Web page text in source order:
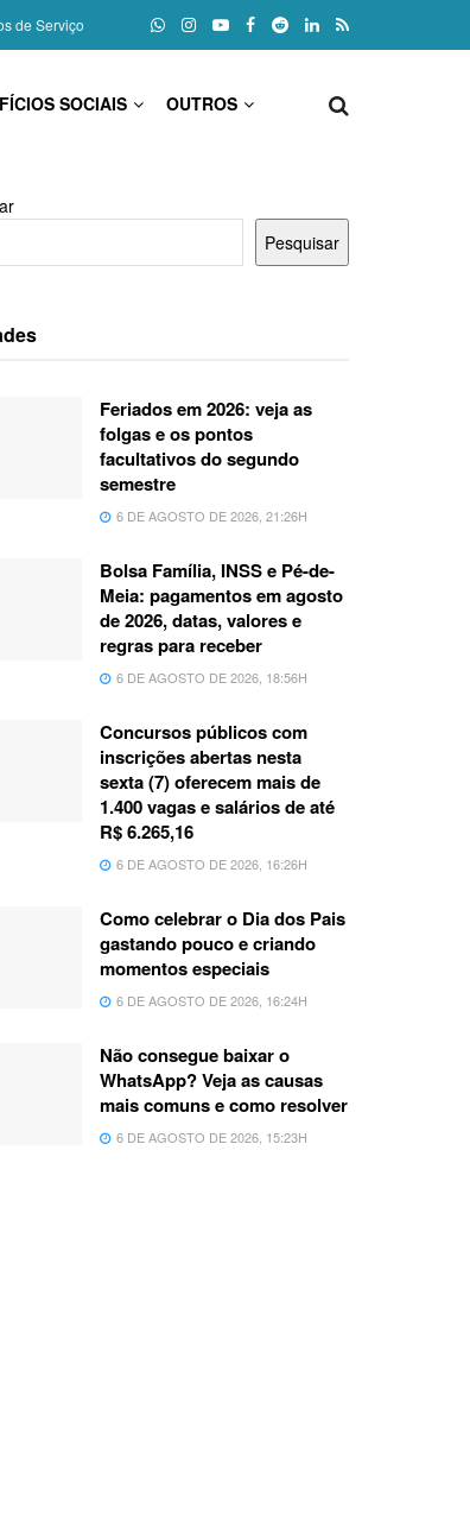
de Serviço
SOCIAIS OUTROS
Pesquisar
Feriados em 2026: veja as
folgas e os pontos
facultativos do segundo
semestre
6 DE AGOSTO DE 2026, 21:26H
Bolsa Família, INSS e Pé-de-
Meia: pagamentos em agosto
de 2026, datas, valores e
regras para receber
6 DE AGOSTO DE 2026, 18:56H
Concursos públicos com
inscrições abertas nesta
sexta (7) oferecem mais de
1.400 vagas e salários de até
R$ 6.265,16
6 DE AGOSTO DE 2026, 16:26H
Como celebrar o Dia dos Pais
gastando pouco e criando
momentos especiais
6 DE AGOSTO DE 2026, 16:24H
Não consegue baixar o
WhatsApp? Veja as causas
mais comuns e como resolver
6 DE AGOSTO DE 2026, 15:23H